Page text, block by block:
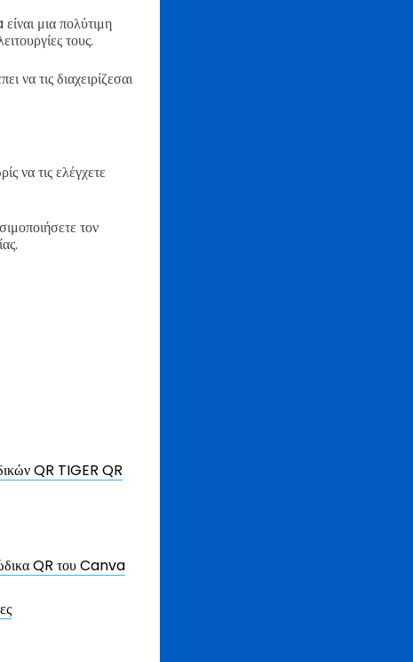
μια πολύτιμη
τους.
να τις διαχειρίζεσαι
να τις ελέγχετε
τον
QR TIGER QR
QR του Canva